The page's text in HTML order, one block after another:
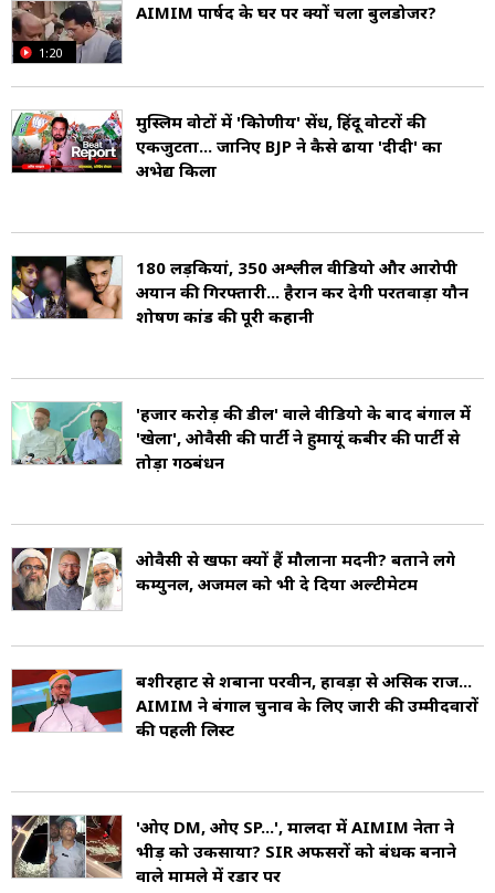
1:20
AIMIM पार्षद के घर पर क्यों चला बुलडोजर?
मुस्लिम वोटों में 'त्रिकोणीय' सेंध, हिंदू वोटरों की
एकजुटता... जानिए BJP ने कैसे ढाया 'दीदी' का
अभेद्य किला
180 लड़कियां, 350 अश्लील वीडियो और आरोपी
अयान की गिरफ्तारी... हैरान कर देगी परतवाड़ा यौन
शोषण कांड की पूरी कहानी
'हजार करोड़ की डील' वाले वीडियो के बाद बंगाल में
'खेला', ओवैसी की पार्टी ने हुमायूं कबीर की पार्टी से
तोड़ा गठबंधन
ओवैसी से खफा क्यों हैं मौलाना मदनी? बताने लगे
कम्युनल, अजमल को भी दे दिया अल्टीमेटम
बशीरहाट से शबाना परवीन, हावड़ा से असिक राज...
AIMIM ने बंगाल चुनाव के लिए जारी की उम्मीदवारों
की पहली लिस्ट
'ओए DM, ओए SP...', मालदा में AIMIM नेता ने
भीड़ को उकसाया? SIR अफसरों को बंधक बनाने
वाले मामले में रडार पर